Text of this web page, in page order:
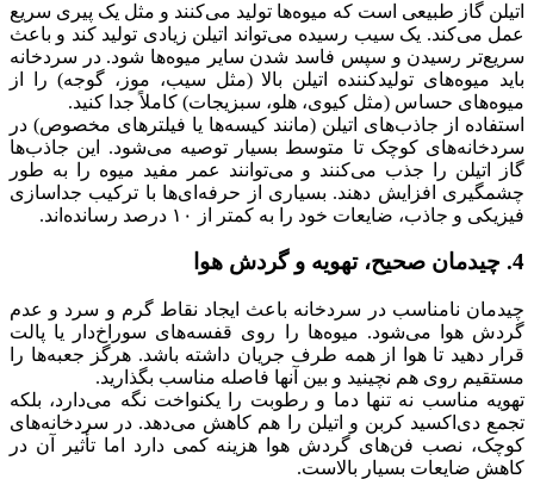
اتیلن گاز طبیعی است که میوه‌ها تولید می‌کنند و مثل یک پیری سریع
عمل می‌کند. یک سیب رسیده می‌تواند اتیلن زیادی تولید کند و باعث
سریع‌تر رسیدن و سپس فاسد شدن سایر میوه‌ها شود. در سردخانه
باید میوه‌های تولیدکننده اتیلن بالا (مثل سیب، موز، گوجه) را از
میوه‌های حساس (مثل کیوی، هلو، سبزیجات) کاملاً جدا کنید.
استفاده از جاذب‌های اتیلن (مانند کیسه‌ها یا فیلترهای مخصوص) در
سردخانه‌های کوچک تا متوسط بسیار توصیه می‌شود. این جاذب‌ها
گاز اتیلن را جذب می‌کنند و می‌توانند عمر مفید میوه را به طور
چشمگیری افزایش دهند. بسیاری از حرفه‌ای‌ها با ترکیب جداسازی
فیزیکی و جاذب، ضایعات خود را به کمتر از ۱۰ درصد رسانده‌اند.
4. چیدمان صحیح، تهویه و گردش هوا
چیدمان نامناسب در سردخانه باعث ایجاد نقاط گرم و سرد و عدم
گردش هوا می‌شود. میوه‌ها را روی قفسه‌های سوراخ‌دار یا پالت
قرار دهید تا هوا از همه طرف جریان داشته باشد. هرگز جعبه‌ها را
مستقیم روی هم نچینید و بین آنها فاصله مناسب بگذارید.
تهویه مناسب نه تنها دما و رطوبت را یکنواخت نگه می‌دارد، بلکه
تجمع دی‌اکسید کربن و اتیلن را هم کاهش می‌دهد. در سردخانه‌های
کوچک، نصب فن‌های گردش هوا هزینه کمی دارد اما تأثیر آن در
کاهش ضایعات بسیار بالاست.